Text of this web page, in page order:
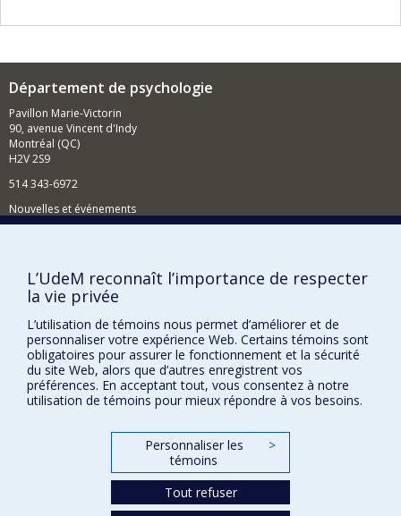
des sujets de recherche qui me captivent.
Département de psychologie
Pavillon Marie-Victorin
90, avenue Vincent d'Indy
Montréal (QC)
H2V 2S9
514 343-6972
Nouvelles et événements
BESOIN D'AIDE?
Plan du site
Signaler une erreur
Accessibilité
FACULTÉ DES ARTS ET DES SCIENCES
Nos centres d'études
L’UdeM reconnaît l’importance de respecter
la vie privée
L’utilisation de témoins nous permet d’améliorer et de
personnaliser votre expérience Web. Certains témoins sont
obligatoires pour assurer le fonctionnement et la sécurité
du site Web, alors que d’autres enregistrent vos
préférences. En acceptant tout, vous consentez à notre
utilisation de témoins pour mieux répondre à vos besoins.
Personnaliser les
témoins
>
Tout refuser